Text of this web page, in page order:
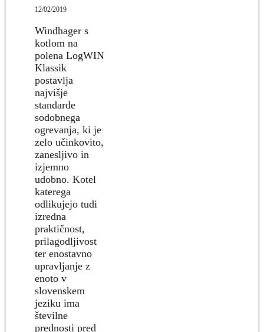
12/02/2019
Windhager s
kotlom na
polena LogWIN
Klassik
postavlja
najvišje
standarde
sodobnega
ogrevanja, ki je
zelo učinkovito,
zanesljivo in
izjemno
udobno. Kotel
katerega
odlikujejo tudi
izredna
praktičnost,
prilagodljivost
ter enostavno
upravljanje z
enoto v
slovenskem
jeziku ima
številne
prednosti pred